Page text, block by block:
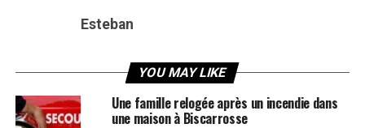
Esteban
YOU MAY LIKE
Une famille relogée après un incendie dans
une maison à Biscarrosse